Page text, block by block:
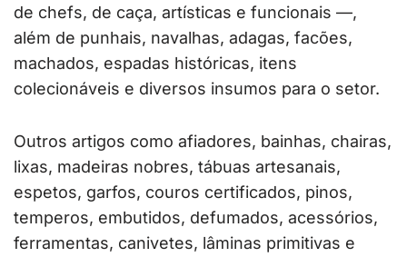
de chefs, de caça, artísticas e funcionais —,
além de punhais, navalhas, adagas, facões,
machados, espadas históricas, itens
colecionáveis e diversos insumos para o setor.
Outros artigos como afiadores, bainhas, chairas,
lixas, madeiras nobres, tábuas artesanais,
espetos, garfos, couros certificados, pinos,
temperos, embutidos, defumados, acessórios,
ferramentas, canivetes, lâminas primitivas e